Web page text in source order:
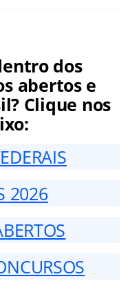
dos
abertos e
Clique nos
2026